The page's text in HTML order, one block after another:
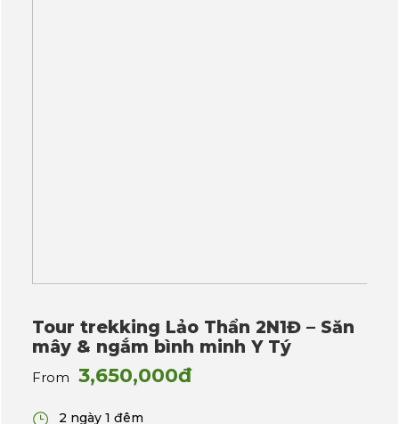
Tour trekking Lảo Thẩn 2N1Đ – Săn
mây & ngắm bình minh Y Tý
From 3,650,000đ
2 ngày 1 đêm